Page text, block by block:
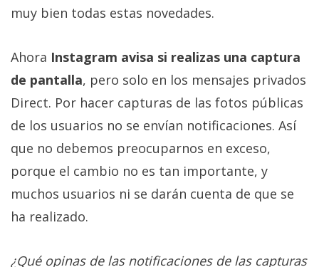
muy bien todas estas novedades.
Ahora Instagram avisa si realizas una captura
de pantalla, pero solo en los mensajes privados
Direct. Por hacer capturas de las fotos públicas
de los usuarios no se envían notificaciones. Así
que no debemos preocuparnos en exceso,
porque el cambio no es tan importante, y
muchos usuarios ni se darán cuenta de que se
ha realizado.
¿Qué opinas de las notificaciones de las capturas